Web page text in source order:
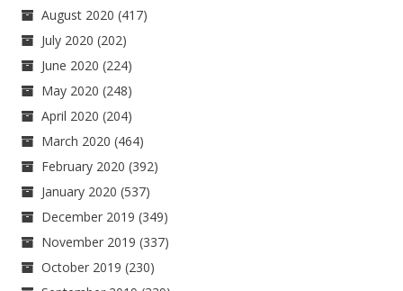
August 2020 (417)
July 2020 (202)
June 2020 (224)
May 2020 (248)
April 2020 (204)
March 2020 (464)
February 2020 (392)
January 2020 (537)
December 2019 (349)
November 2019 (337)
October 2019 (230)